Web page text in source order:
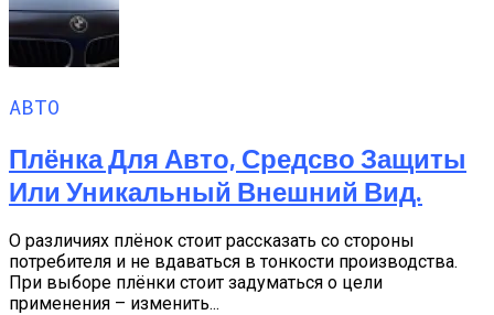
АВТО
Плёнка Для Авто, Средсво Защиты
Или Уникальный Внешний Вид.
О различиях плёнок стоит рассказать со стороны
потребителя и не вдаваться в тонкости производства.
При выборе плёнки стоит задуматься о цели
применения – изменить...